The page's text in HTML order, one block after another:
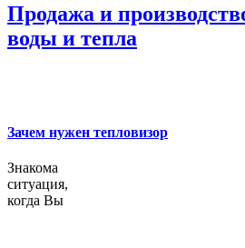
Продажа и
воды и тепла
Зачем нужен тепловизор
Знакома
ситуация,
когда Вы